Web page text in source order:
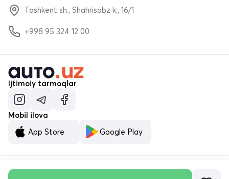
Toshkent sh., Shahrisabz k., 16/1
+998 95 324 12 00
Ijtimoiy tarmoqlar
Mobil ilova
App Store
Google Play